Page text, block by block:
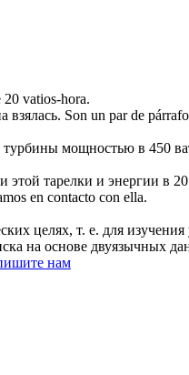
20 vatios-hora.
взялась. Son un par de
турбины мощностью в 450
этой тарелки и энергии в 20
en contacto con ella.
целях, т. е. для
на основе
нам